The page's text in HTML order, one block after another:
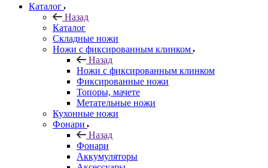
Каталог
Назад
Каталог
Складные ножи
Ножи с фиксированным клинком
Назад
Ножи с фиксированным клинком
Фиксированные ножи
Топоры, мачете
Метательные ножи
Кухонные ножи
Фонари
Назад
Фонари
Аккумуляторы